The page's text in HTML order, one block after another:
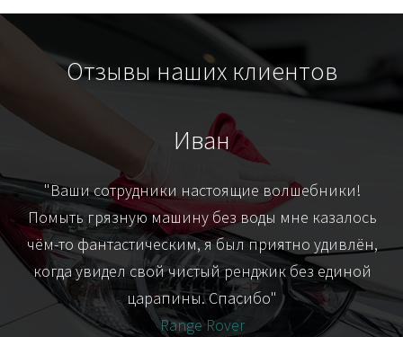
Отзывы наших клиентов
Иван
"Ваши сотрудники настоящие волшебники!
Помыть грязную машину без воды мне казалось
чём-то фантастическим, я был приятно удивлён,
когда увидел свой чистый ренджик без единой
царапины. Спасибо"
Range Rover